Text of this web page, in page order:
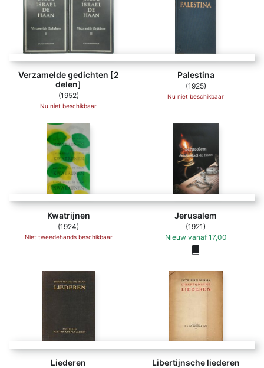
Verzamelde gedichten [2
delen]
(1952)
Nu niet beschikbaar
Palestina
(1925)
Nu niet beschikbaar
Kwatrijnen
(1924)
Niet tweedehands beschikbaar
Jerusalem
(1921)
Nieuw vanaf 17,00
Liederen Libertijnsche liederen